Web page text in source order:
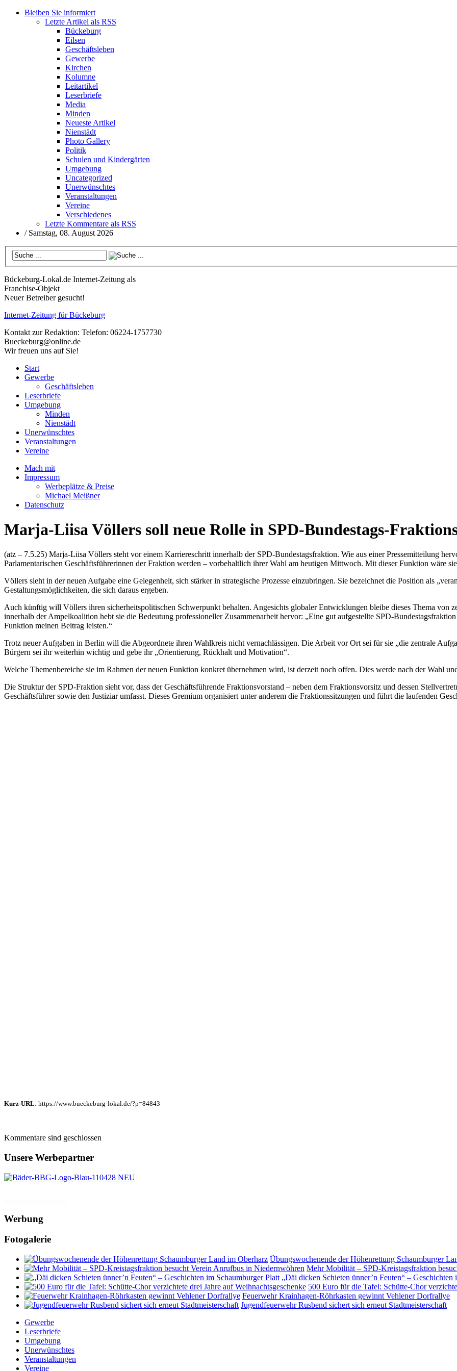
Bleiben Sie informiert
Letzte Artikel als RSS
Bückeburg
Eilsen
Geschäftsleben
Gewerbe
Kirchen
Kolumne
Leitartikel
Leserbriefe
Media
Minden
Neueste Artikel
Nienstädt
Photo Gallery
Politik
Schulen und Kindergärten
Umgebung
Uncategorized
Unerwünschtes
Veranstaltungen
Vereine
Verschiedenes
Letzte Kommentare als RSS
/ Samstag, 08. August 2026
Bückeburg-Lokal.de Internet-Zeitung als
Franchise-Objekt
Neuer Betreiber gesucht!
Internet-Zeitung fürBückeburg
Kontakt zur Redaktion: Telefon: 06224-1757730
Bueckeburg@online.de
Wir freuen uns auf Sie!
Start
Gewerbe
Geschäftsleben
Leserbriefe
Umgebung
Minden
Nienstädt
Unerwünschtes
Veranstaltungen
Vereine
Mach mit
Impressum
Werbeplätze & Preise
Michael Meißner
Datenschutz
Marja-Liisa Völlers soll neue Rolle in SPD-Bundestags-
(atz – 7.5.25) Marja-Liisa Völlers steht vor einem Karriereschritt innerhalb der SPD-Bundestagsfraktion. Wie aus einer Pressemitteilung
Parlamentarischen Geschäftsführerinnen der Fraktion werden – vorbehaltlich ihrer Wahl am heutigen Mittwoch. Mit dieser Funktion wäre
Völlers sieht in der neuen Aufgabe eine Gelegenheit, sich stärker in strategische Prozesse einzubringen. Sie bezeichnet die Position als
Gestaltungsmöglichkeiten, die sich daraus ergeben.
Auch künftig will Völlers ihren sicherheitspolitischen Schwerpunkt behalten. Angesichts globaler Entwicklungen bleibe dieses Thema von
innerhalb der Ampelkoalition hebt sie die Bedeutung professioneller Zusammenarbeit hervor: „Eine gut aufgestellte SPD-
Funktion meinen Beitrag leisten.“
Trotz neuer Aufgaben in Berlin will die Abgeordnete ihren Wahlkreis nicht vernachlässigen. Die Arbeit vor Ort sei für sie „die zentrale
Bürgern sei ihr weiterhin wichtig und gebe ihr „Orientierung, Rückhalt und Motivation“.
Welche Themenbereiche sie im Rahmen der neuen Funktion konkret übernehmen wird, ist derzeit noch offen. Dies werde nach der Wahl
Die Struktur der SPD-Fraktion sieht vor, dass der Geschäftsführende Fraktionsvorstand – neben dem Fraktionsvorsitz und dessen
Geschäftsführer sowie den Justiziar umfasst. Dieses Gremium organisiert unter anderem die Fraktionssitzungen und führt die laufenden
Kurz-URL: https://www.bueckeburg-lokal.de/?p=84843
Kommentare sind geschlossen
Unsere Werbepartner
Werbung
Fotogalerie
Übungs­wo­chen­ende der Höhen­ret­tung Schaum­burger
Mehr Mobilität – SPD-Kreistagsfraktion
„Däi dicken Schieten ünner’n Feuten“ – Geschichten
500 Euro für die Tafel: Schütte-Chor
Feuerwehr Krainhagen-Röhrkasten gewinnt Vehlener Dorfrallye
Jugendfeuerwehr Rusbend sichert sich erneut Stadtmeisterschaft
Gewerbe
Leserbriefe
Umgebung
Unerwünschtes
Veranstaltungen
Vereine